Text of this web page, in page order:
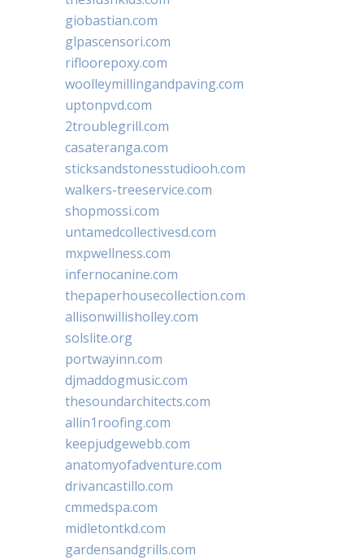
giobastian.com
glpascensori.com
rifloorepoxy.com
woolleymillingandpaving.com
uptonpvd.com
2troublegrill.com
casateranga.com
sticksandstonesstudiooh.com
walkers-treeservice.com
shopmossi.com
untamedcollectivesd.com
mxpwellness.com
infernocanine.com
thepaperhousecollection.com
allisonwillisholley.com
solslite.org
portwayinn.com
djmaddogmusic.com
thesoundarchitects.com
allin1roofing.com
keepjudgewebb.com
anatomyofadventure.com
drivancastillo.com
cmmedspa.com
midletontkd.com
gardensandgrills.com